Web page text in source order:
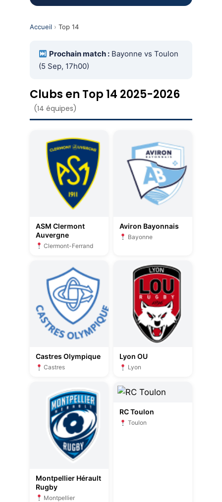
Accueil › Top 14
Prochain match :Bayonne vs Toulon
(5 Sep, 17h00)
Clubs en Top 14 2025-2026
(14 équipes)
ASM Clermont
Auvergne
Clermont-Ferrand
Aviron Bayonnais
Bayonne
Castres Olympique
Castres
Lyon OU
Lyon
Montpellier Hérault
Rugby
Montpellier
RC Toulon
Toulon